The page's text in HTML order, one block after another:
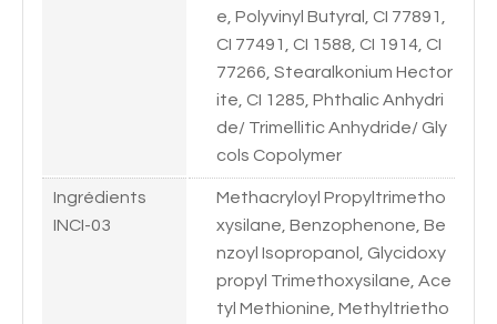
e, Polyvinyl Butyral, CI 77891,
CI 77491, CI 1588, CI 1914, CI
77266, Stearalkonium Hector
ite, CI 1285, Phthalic Anhydri
de/ Trimellitic Anhydride/ Gly
cols Copolymer
Ingrédients
INCI-03
Methacryloyl Propyltrimetho
xysilane, Benzophenone, Be
nzoyl Isopropanol, Glycidoxy
propyl Trimethoxysilane, Ace
tyl Methionine, Methyltrietho